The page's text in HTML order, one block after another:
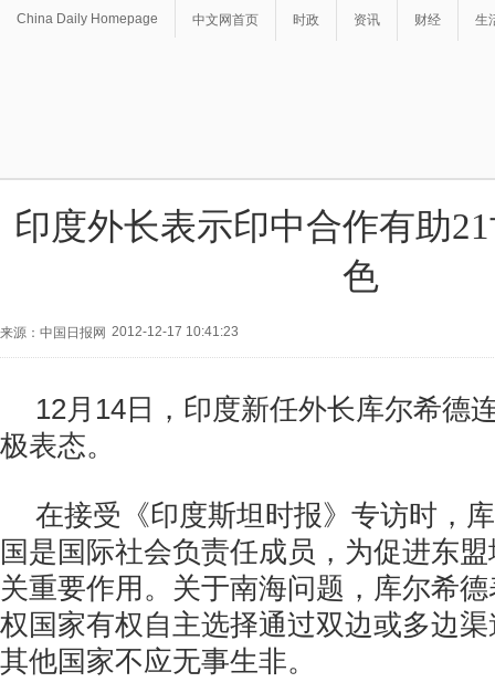
China Daily Homepage 中文网首页 时政 资讯 财经 生
印度外长表示印中合作有助
色
来源：中国日报网 2012-12-17 10:41:23
12月14日，印度新任外长库尔希德
极表态。
在接受《印度斯坦时报》专访时，
国是国际社会负责任成员，为促进东
关重要作用。关于南海问题，库尔希
权国家有权自主选择通过双边或多边
其他国家不应无事生非。